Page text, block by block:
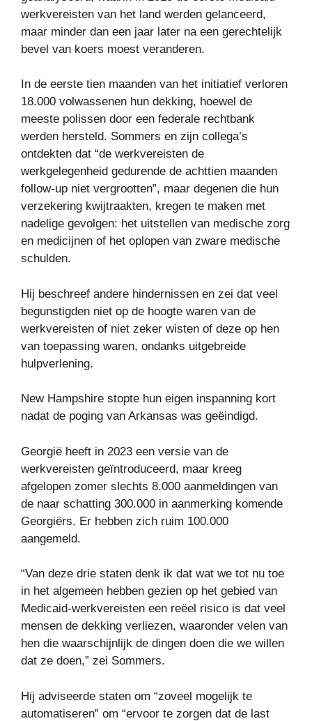
werkvereisten van het land werden gelanceerd,
maar minder dan een jaar later na een gerechtelijk
bevel van koers moest veranderen.
In de eerste tien maanden van het initiatief verloren
18.000 volwassenen hun dekking, hoewel de
meeste polissen door een federale rechtbank
werden hersteld. Sommers en zijn collega’s
ontdekten dat “de werkvereisten de
werkgelegenheid gedurende de achttien maanden
follow-up niet vergrootten”, maar degenen die hun
verzekering kwijtraakten, kregen te maken met
nadelige gevolgen: het uitstellen van medische zorg
en medicijnen of het oplopen van zware medische
schulden.
Hij beschreef andere hindernissen en zei dat veel
begunstigden niet op de hoogte waren van de
werkvereisten of niet zeker wisten of deze op hen
van toepassing waren, ondanks uitgebreide
hulpverlening.
New Hampshire stopte hun eigen inspanning kort
nadat de poging van Arkansas was geëindigd.
Georgië heeft in 2023 een versie van de
werkvereisten geïntroduceerd, maar kreeg
afgelopen zomer slechts 8.000 aanmeldingen van
de naar schatting 300.000 in aanmerking komende
Georgiërs. Er hebben zich ruim 100.000
aangemeld.
“Van deze drie staten denk ik dat wat we tot nu toe
in het algemeen hebben gezien op het gebied van
Medicaid-werkvereisten een reëel risico is dat veel
mensen de dekking verliezen, waaronder velen van
hen die waarschijnlijk de dingen doen die we willen
dat ze doen,” zei Sommers.
Hij adviseerde staten om “zoveel mogelijk te
automatiseren” om “ervoor te zorgen dat de last